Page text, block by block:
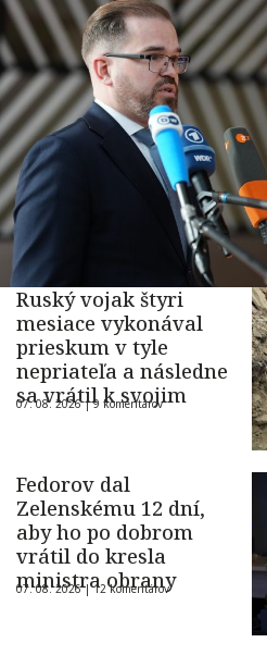
Ruský vojak štyri
mesiace vykonával
prieskum v tyle
nepriateľa a následne
sa vrátil k svojim
07. 08. 2026 |9 komentárov
Fedorov dal
Zelenskému 12 dní,
aby ho po dobrom
vrátil do kresla
ministra obrany
07. 08. 2026 |12 komentárov